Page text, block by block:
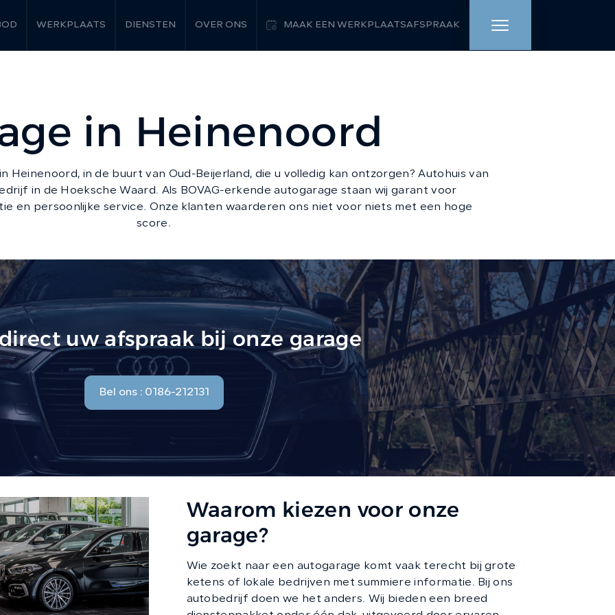
WERKPLAATS DIENSTEN OVER ONS MAAK EEN WERKPLAATSAFSPRAAK
AANBOD
DIENSTEN
VERKOCHT
VACATURE
CONTACT
in Heinenoord
Heinenoord, in de buurt van Oud-Beijerland, die u volledig kan ontzorgen? Autohuis van
in de Hoeksche Waard. Als BOVAG-erkende autogarage staan wij garant voor
en persoonlijke service. Onze klanten waarderen ons niet voor niets met een hoge
score.
uw afspraak bij onze garage
Bel ons : 0186-212131
Waarom kiezen voor onze
garage?
Wie zoekt naar een autogarage komt vaak terecht bij grote
ketens of lokale bedrijven met summiere informatie. Bij ons
autobedrijf doen we het anders. Wij bieden een breed